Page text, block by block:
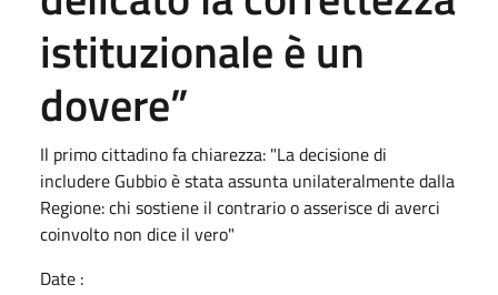
istituzionale è un
dovere”
Il primo cittadino fa chiarezza: "La decisione di
includere Gubbio è stata assunta unilateralmente dalla
Regione: chi sostiene il contrario o asserisce di averci
coinvolto non dice il vero"
Date :